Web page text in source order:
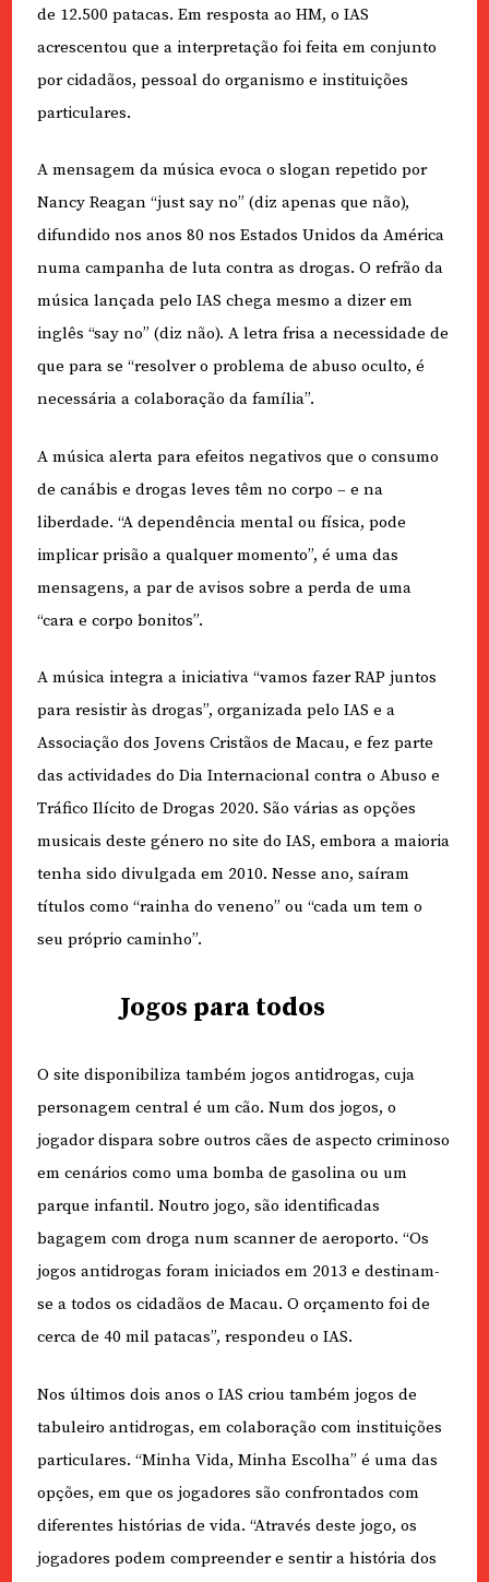
de 12.500 patacas. Em resposta ao HM, o IAS
acrescentou que a interpretação foi feita em conjunto
por cidadãos, pessoal do organismo e instituições
particulares.
A mensagem da música evoca o slogan repetido por
Nancy Reagan “just say no” (diz apenas que não),
difundido nos anos 80 nos Estados Unidos da América
numa campanha de luta contra as drogas. O refrão da
música lançada pelo IAS chega mesmo a dizer em
inglês “say no” (diz não). A letra frisa a necessidade de
que para se “resolver o problema de abuso oculto, é
necessária a colaboração da família”.
A música alerta para efeitos negativos que o consumo
de canábis e drogas leves têm no corpo – e na
liberdade. “A dependência mental ou física, pode
implicar prisão a qualquer momento”, é uma das
mensagens, a par de avisos sobre a perda de uma
“cara e corpo bonitos”.
A música integra a iniciativa “vamos fazer RAP juntos
para resistir às drogas”, organizada pelo IAS e a
Associação dos Jovens Cristãos de Macau, e fez parte
das actividades do Dia Internacional contra o Abuso e
Tráfico Ilícito de Drogas 2020. São várias as opções
musicais deste género no site do IAS, embora a maioria
tenha sido divulgada em 2010. Nesse ano, saíram
títulos como “rainha do veneno” ou “cada um tem o
seu próprio caminho”.
Jogos para todos
O site disponibiliza também jogos antidrogas, cuja
personagem central é um cão. Num dos jogos, o
jogador dispara sobre outros cães de aspecto criminoso
em cenários como uma bomba de gasolina ou um
parque infantil. Noutro jogo, são identificadas
bagagem com droga num scanner de aeroporto. “Os
jogos antidrogas foram iniciados em 2013 e destinam-
se a todos os cidadãos de Macau. O orçamento foi de
cerca de 40 mil patacas”, respondeu o IAS.
Nos últimos dois anos o IAS criou também jogos de
tabuleiro antidrogas, em colaboração com instituições
particulares. “Minha Vida, Minha Escolha” é uma das
opções, em que os jogadores são confrontados com
diferentes histórias de vida. “Através deste jogo, os
jogadores podem compreender e sentir a história dos